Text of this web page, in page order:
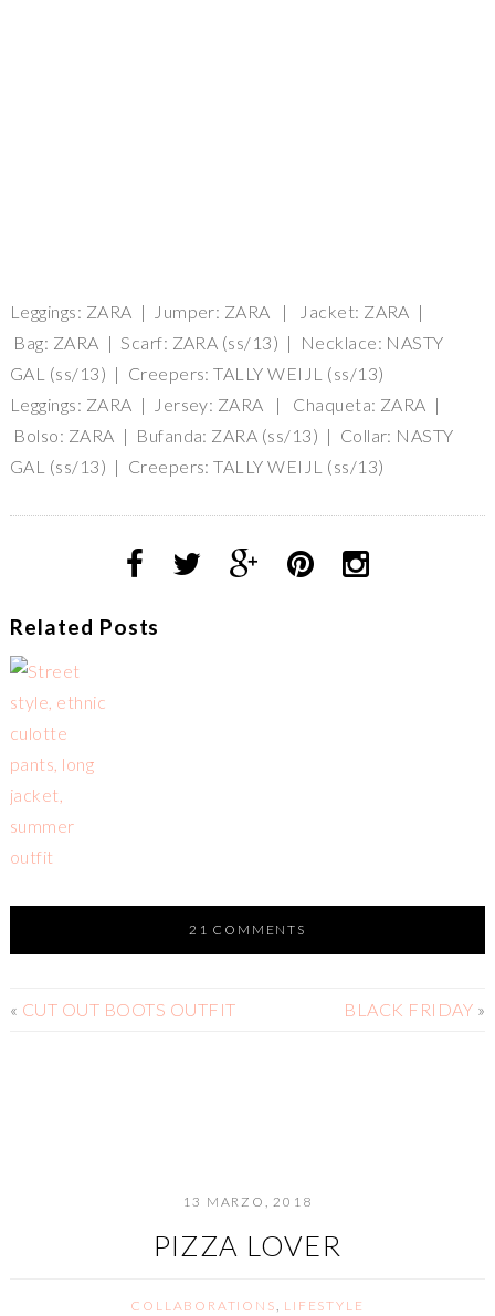
Leggings: ZARA | Jumper: ZARA | Jacket: ZARA |
Bag: ZARA | Scarf: ZARA (ss/13) | Necklace: NASTY
GAL (ss/13) | Creepers: TALLY WEIJL (ss/13)
Leggings: ZARA | Jersey: ZARA | Chaqueta: ZARA |
Bolso: ZARA | Bufanda: ZARA (ss/13) | Collar: NASTY
GAL (ss/13) | Creepers: TALLY WEIJL (ss/13)
Related Posts
21 COMMENTS
« CUT OUT BOOTS OUTFIT BLACK FRIDAY »
13 MARZO, 2018
PIZZA LOVER
COLLABORATIONS, LIFESTYLE